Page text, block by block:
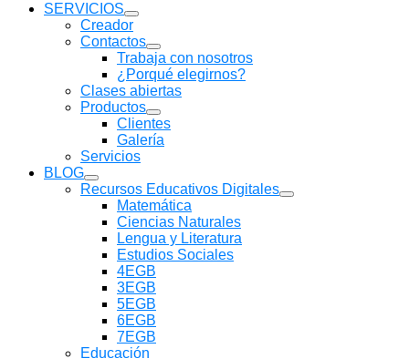
SERVICIOS
Mostrar
submenú
Creador
Contactos
Mostrar
submenú
Trabaja con nosotros
¿Porqué elegirnos?
Clases abiertas
Productos
Mostrar
submenú
Clientes
Galería
Servicios
BLOG
Mostrar
submenú
Recursos Educativos Digitales
Mostrar
Matemática
Ciencias Naturales
Lengua y Literatura
Estudios Sociales
4EGB
3EGB
5EGB
6EGB
7EGB
Educación